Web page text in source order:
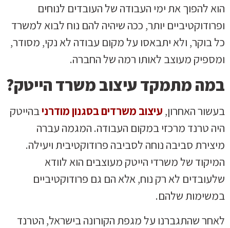
הוא להפוך את ימי העבודה של העובדים לנוחים
ופרודוקטיביים יותר, ככה שיהיה להם נוח לבוא למשרד
כל בוקר, ולא יתבאסו על מקום עבודה לא נקי, מסודר,
ומספיק מעוצב לאותו רמה של החברה.
במה מתמקד עיצוב משרד הייטק?
בעשור האחרון, עיצוב משרדים בסגנון מודרניבהייטק
היה טרנד מרכזי במקום העבודה. המגמה עברה
מיצירת סביבה נוחה לסביבה פרודוקטיבית ויעילה.
המיקוד של משרדי הייטק מעוצבים הוא לוודא
שלעובדים לא רק נוח, אלא הם גם פרודוקטיביים
במשימות שלהם.
לאחר שהתגברנו על מגפת הקורונה בישראל, הטרנד